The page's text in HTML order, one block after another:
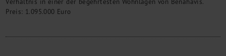
Preis: 1.095.000 Euro